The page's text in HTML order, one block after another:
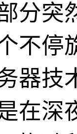
分
不停
器技
在深